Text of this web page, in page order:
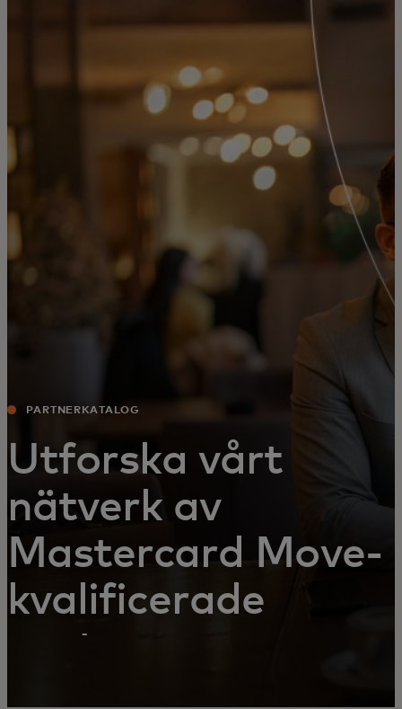
För företag
För världen
Nyheter och trender
PARTNERKATALOG
Utforska vårt
nätverk av
Mastercard Move-
kvalificerade
partner